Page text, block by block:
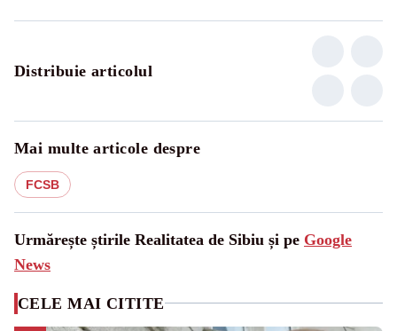
Distribuie articolul
Mai multe articole despre
FCSB
Urmărește știrile Realitatea de Sibiu și pe Google
News
CELE MAI CITITE